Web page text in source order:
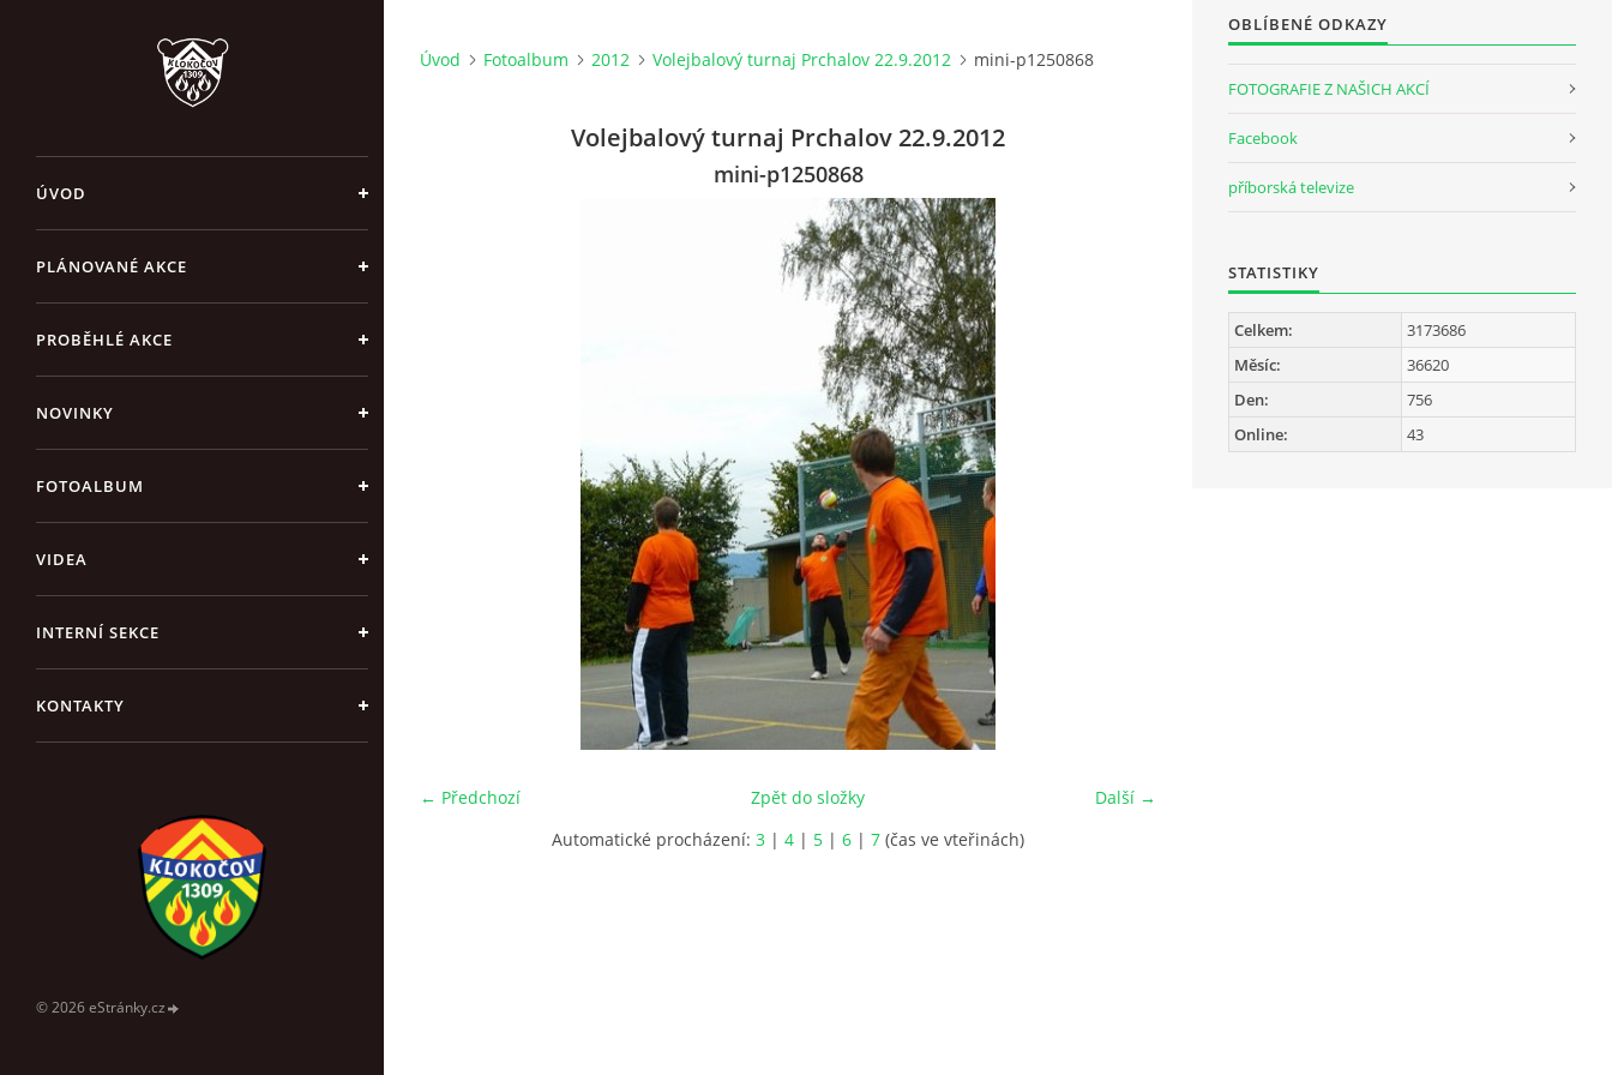
ÚVOD
PLÁNOVANÉ AKCE
PROBĚHLÉ AKCE
NOVINKY
FOTOALBUM
VIDEA
INTERNÍ SEKCE
KONTAKTY
© 2026 eStránky.cz
Úvod Fotoalbum 2012 Volejbalový turnaj Prchalov 22.9.2012 mini-p1250868
Volejbalový turnaj Prchalov 22.9.2012
mini-p1250868
← Předchozí Další →
Zpět do složky
Automatické procházení: 3 | 4 | 5 | 6 | 7 (čas ve vteřinách)
OBLÍBENÉ ODKAZY
FOTOGRAFIE Z NAŠICH AKCÍ
Facebook
příborská televize
STATISTIKY
Online: 43
Celkem:
3173686
Měsíc:
36620
Den:
756